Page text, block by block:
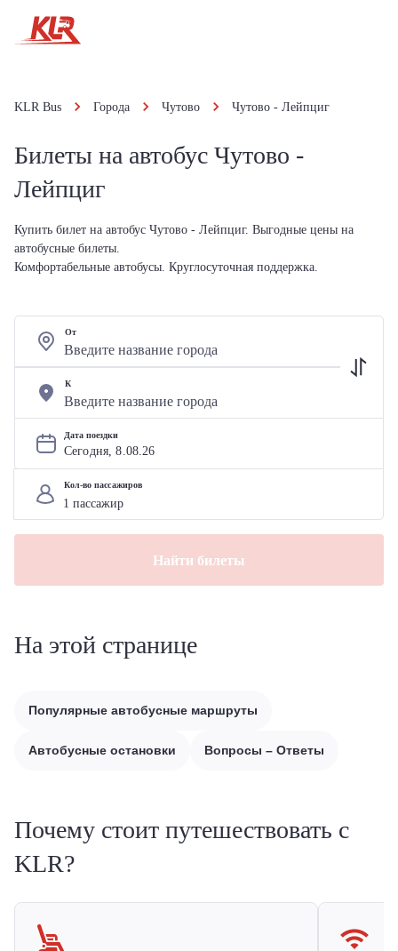
KLR Bus Города Чутово Чутово - Лейпциг
Билеты на автобус Чутово -
Лейпциг
Купить билет на автобус Чутово - Лейпциг. Выгодные цены на
автобусные билеты.
Комфортабельные автобусы. Круглосуточная поддержка.
От
К
Дата поездки
Сегодня, 8.08.26
Кол-во пассажиров
Найти билеты
На этой странице
Популярные автобусные маршруты
Автобусные остановки Вопросы – Ответы
Почему стоит путешествовать с
KLR?